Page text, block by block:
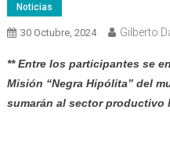
Noticias
30 Octubre, 2024 Gilberto
** Entre los participantes se
Misión “Negra Hipólita” del
sumarán al sector productivo